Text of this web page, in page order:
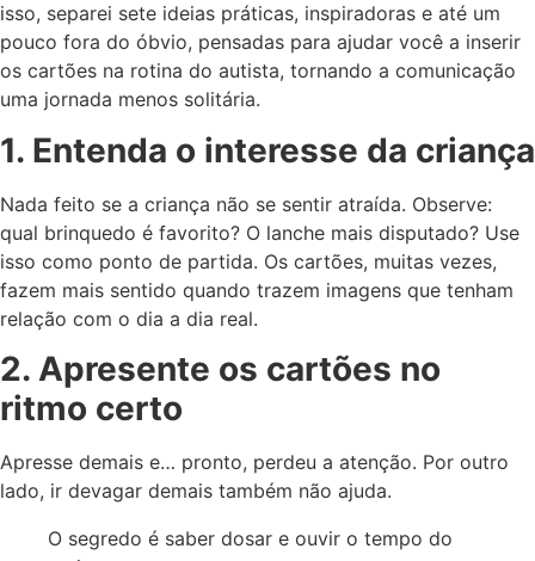
isso, separei sete ideias práticas, inspiradoras e até um
pouco fora do óbvio, pensadas para ajudar você a inserir
os cartões na rotina do autista, tornando a comunicação
uma jornada menos solitária.
1. Entenda o interesse da criança
Nada feito se a criança não se sentir atraída. Observe:
qual brinquedo é favorito? O lanche mais disputado? Use
isso como ponto de partida. Os cartões, muitas vezes,
fazem mais sentido quando trazem imagens que tenham
relação com o dia a dia real.
2. Apresente os cartões no
ritmo certo
Apresse demais e… pronto, perdeu a atenção. Por outro
lado, ir devagar demais também não ajuda.
O segredo é saber dosar e ouvir o tempo do